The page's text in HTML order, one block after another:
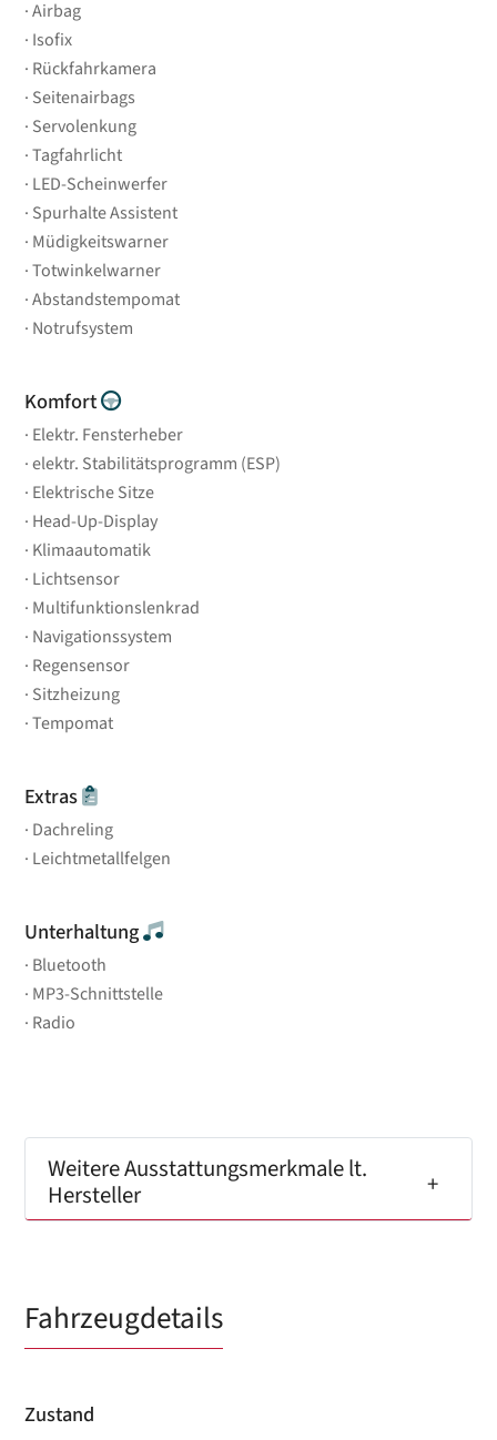
Airbag
Isofix
Rückfahrkamera
Seitenairbags
Servolenkung
Tagfahrlicht
LED-Scheinwerfer
Spurhalte Assistent
Müdigkeitswarner
Totwinkelwarner
Abstandstempomat
Notrufsystem
Komfort
Elektr. Fensterheber
elektr. Stabilitätsprogramm (ESP)
Elektrische Sitze
Head-Up-Display
Klimaautomatik
Lichtsensor
Multifunktionslenkrad
Navigationssystem
Regensensor
Sitzheizung
Tempomat
Extras
Dachreling
Leichtmetallfelgen
Unterhaltung
Bluetooth
MP3-Schnittstelle
Radio
Weitere Ausstattungsmerkmale lt.
Hersteller
Fahrzeugdetails
Zustand